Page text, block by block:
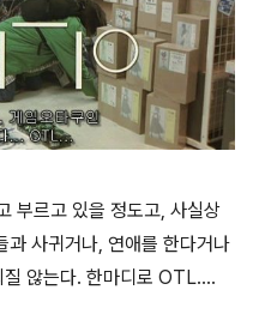
부르고 있을 정도고, 사실상
과 사귀거나, 연애를 한다거나
않는다. 한마디로 OTL....